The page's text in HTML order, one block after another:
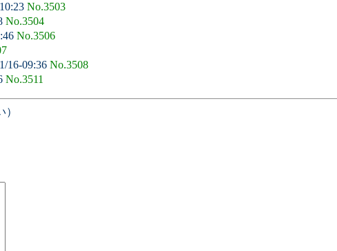
No.3503
No.3504
No.3506
16-09:36 No.3508
No.3511